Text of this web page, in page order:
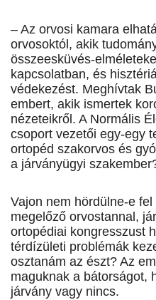
– Az orvosi kamara
orvosoktól, akik
összeesküvés-
kapcsolatban, és
védekezést. Meghívtak
embert, akik ismertek
nézeteikről. A Normális
csoport vezetői egy-egy
ortopéd szakorvos és
a járványügyi
Vajon nem hördülne-e
megelőző orvostannal,
ortopédiai kongresszust
térdízületi problémák
osztanám az észt? Az
maguknak a bátorságot,
járvány vagy nincs.